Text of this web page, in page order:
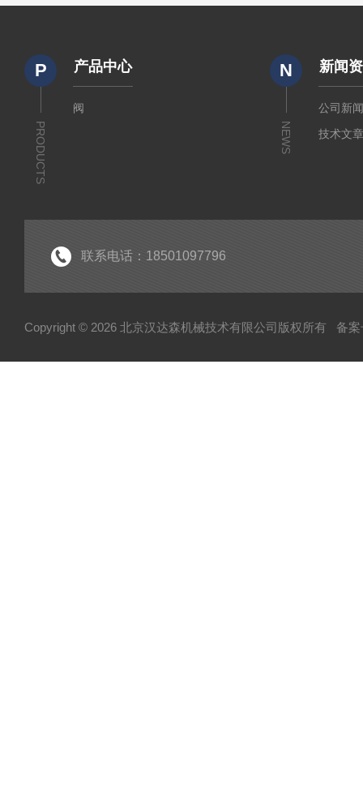
P
PRODUCTS
产品中心
阀
N
NEWS
新闻
公司新
技术文
联系电话：18501097796
Copyright © 2026 北京汉达森机械技术有限公司版权所有 备案